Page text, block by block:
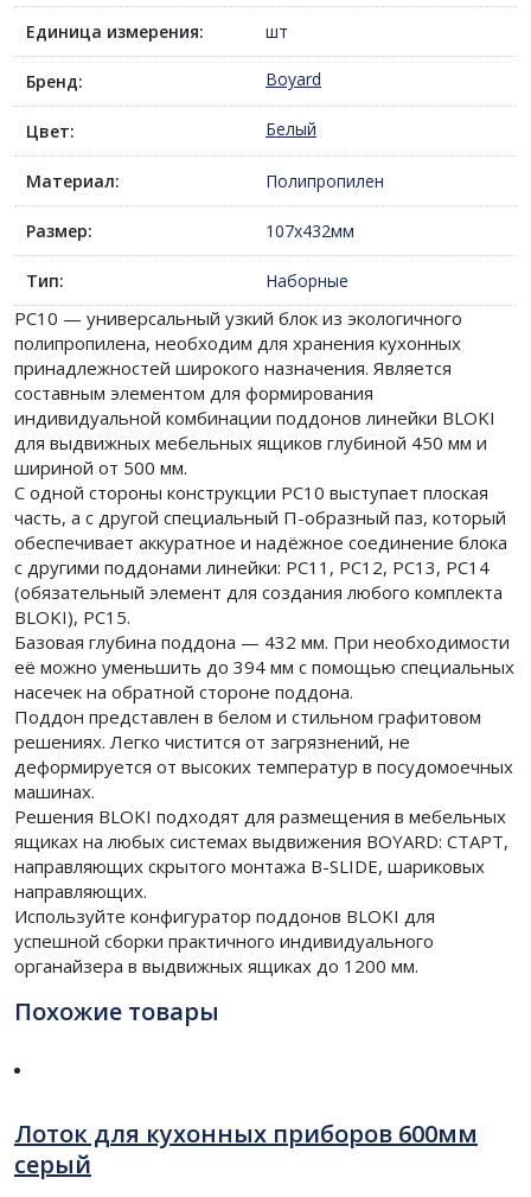
Единица измерения: шт
Бренд: Boyard
Цвет: Белый
Материал: Полипропилен
Размер: 107х432мм
Тип: Наборные
PC10 — универсальный узкий блок из экологичного
полипропилена, необходим для хранения кухонных
принадлежностей широкого назначения. Является
составным элементом для формирования
индивидуальной комбинации поддонов линейки BLOKI
для выдвижных мебельных ящиков глубиной 450 мм и
шириной от 500 мм.
C одной стороны конструкции PC10 выступает плоская
часть, а с другой специальный П-образный паз, который
обеспечивает аккуратное и надёжное соединение блока
с другими поддонами линейки: PC11, PC12, PC13, PC14
(обязательный элемент для создания любого комплекта
BLOKI), PC15.
Базовая глубина поддона — 432 мм. При необходимости
её можно уменьшить до 394 мм с помощью специальных
насечек на обратной стороне поддона.
Поддон представлен в белом и стильном графитовом
решениях. Легко чистится от загрязнений, не
деформируется от высоких температур в посудомоечных
машинах.
Решения BLOKI подходят для размещения в мебельных
ящиках на любых системах выдвижения BOYARD: СТАРТ,
направляющих скрытого монтажа B-SLIDE, шариковых
направляющих.
Используйте конфигуратор поддонов BLOKI для
успешной сборки практичного индивидуального
органайзера в выдвижных ящиках до 1200 мм.
Похожие товары
Лоток для кухонных приборов 600мм
серый